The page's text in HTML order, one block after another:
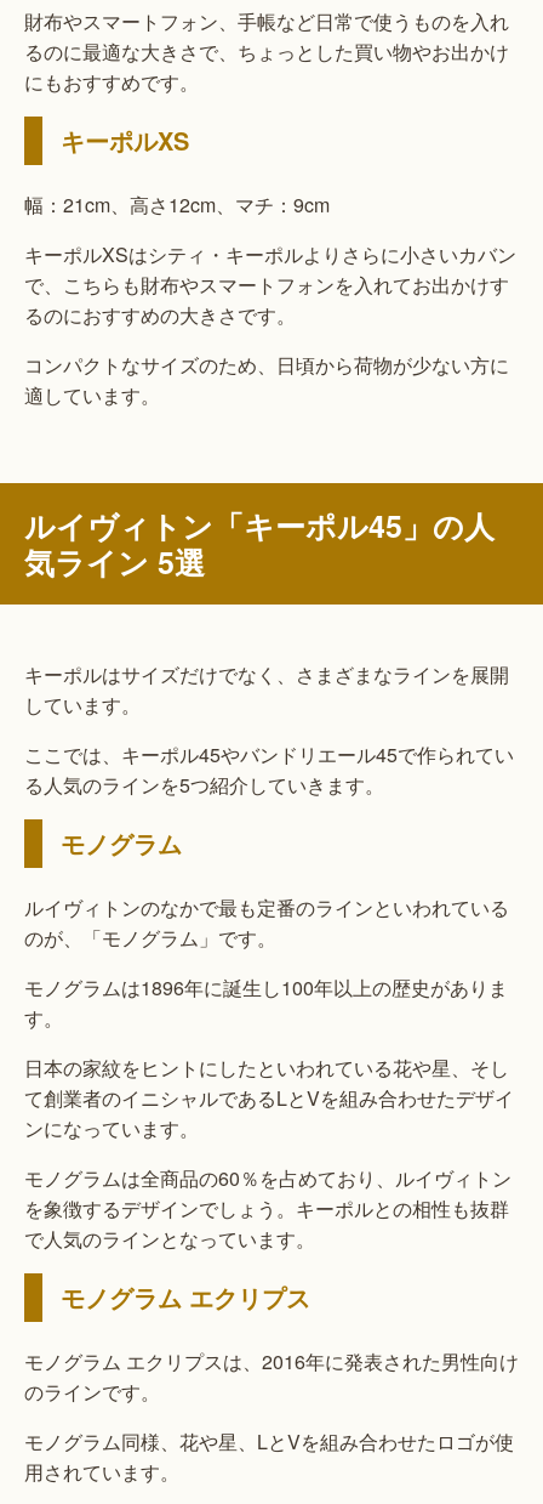
財布やスマートフォン、手帳など日常で使うものを入れ
るのに最適な大きさで、ちょっとした買い物やお出かけ
にもおすすめです。
キーポルXS
幅：21cm、高さ12cm、マチ：9cm
キーポルXSはシティ・キーポルよりさらに小さいカバン
で、こちらも財布やスマートフォンを入れてお出かけす
るのにおすすめの大きさです。
コンパクトなサイズのため、日頃から荷物が少ない方に
適しています。
ルイヴィトン「キーポル45」の人
気ライン 5選
キーポルはサイズだけでなく、さまざまなラインを展開
しています。
ここでは、キーポル45やバンドリエール45で作られてい
る人気のラインを5つ紹介していきます。
モノグラム
ルイヴィトンのなかで最も定番のラインといわれている
のが、「モノグラム」です。
モノグラムは1896年に誕生し100年以上の歴史がありま
す。
日本の家紋をヒントにしたといわれている花や星、そし
て創業者のイニシャルであるLとVを組み合わせたデザイ
ンになっています。
モノグラムは全商品の60％を占めており、ルイヴィトン
を象徴するデザインでしょう。キーポルとの相性も抜群
で人気のラインとなっています。
モノグラム エクリプス
モノグラム エクリプスは、2016年に発表された男性向け
のラインです。
モノグラム同様、花や星、LとVを組み合わせたロゴが使
用されています。